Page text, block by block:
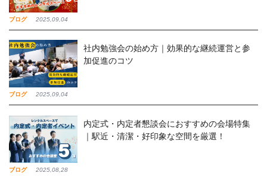
ブログ 2025,09,04
ブログ 2025,09,04
社内勉強会の始め方｜効果的な継続運営と参
加促進のコツ
ブログ 2025,08,28
内定式・内定者懇談会におすすめの会場特集
｜駅近・清潔・好印象な空間を厳選！